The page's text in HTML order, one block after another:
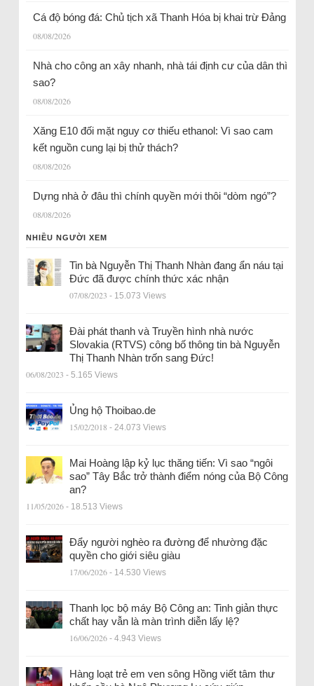
Cá độ bóng đá: Chủ tịch xã Thanh Hóa bị khai trừ Đảng
08/08/2026
Nhà cho công an xây nhanh, nhà tái định cư của dân thì
sao?
08/08/2026
Xăng E10 đối mặt nguy cơ thiếu ethanol: Vì sao cam
kết nguồn cung lại bị thử thách?
08/08/2026
Dựng nhà ở đâu thì chính quyền mới thôi “dòm ngó”?
08/08/2026
NHIỀU NGƯỜI XEM
Tin bà Nguyễn Thị Thanh Nhàn đang ẩn náu tại
Đức đã được chính thức xác nhận
07/08/2023 - 15.073 Views
Đài phát thanh và Truyền hình nhà nước
Slovakia (RTVS) công bố thông tin bà Nguyễn
Thị Thanh Nhàn trốn sang Đức!
06/08/2023 - 5.165 Views
Ủng hộ Thoibao.de
15/02/2018 - 24.073 Views
Mai Hoàng lập kỷ lục thăng tiến: Vì sao “ngôi
sao” Tây Bắc trở thành điểm nóng của Bộ Công
an?
11/05/2026 - 18.513 Views
Đẩy người nghèo ra đường để nhường đặc
quyền cho giới siêu giàu
17/06/2026 - 14.530 Views
Thanh lọc bộ máy Bộ Công an: Tinh giản thực
chất hay vẫn là màn trình diễn lấy lệ?
16/06/2026 - 4.943 Views
Hàng loạt trẻ em ven sông Hồng viết tâm thư